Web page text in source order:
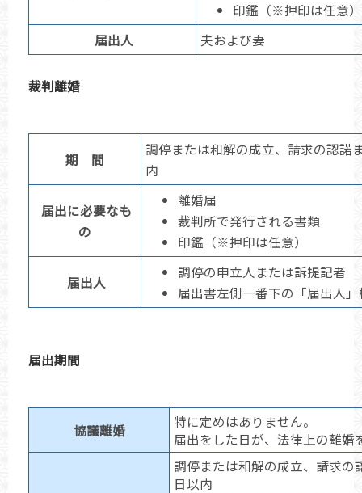
印鑑（※押印は任意）
届出人
夫および妻
裁判離婚
期 間
調停または和解の成立、請求の認諾
内
届出に必要なも
の
離婚届
裁判所で発行される書類
印鑑（※押印は任意）
届出人
調停の申立人または訴提記者
届出書左側一番下の「届出人
届出期間
協議離婚
特に定めはありません。
届出をした日が、法律上の離婚
調停または和解の成立、請求
日以内